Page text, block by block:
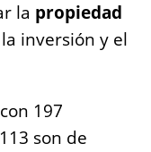
la propiedad
inversión y el
197
son de